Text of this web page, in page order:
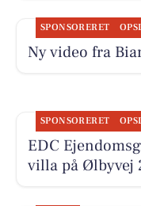
SPONSORERET
Ny video fra
SPONSORERET
EDC
villa på Ølbyvej